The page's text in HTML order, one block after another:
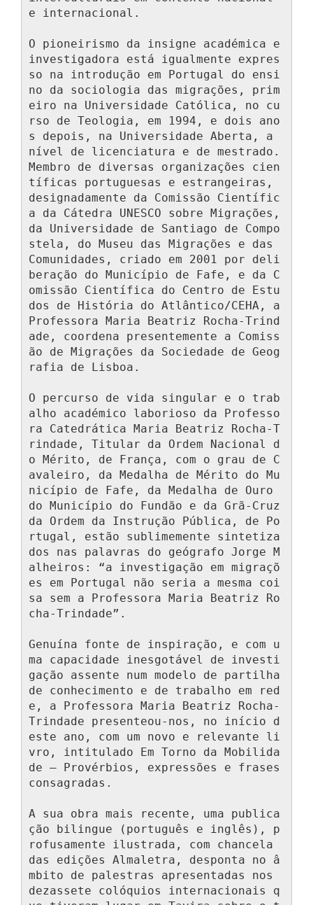
e internacional.
O pioneirismo da insigne académica e
investigadora está igualmente expres
so na introdução em Portugal do ensi
no da sociologia das migrações, prim
eiro na Universidade Católica, no cu
rso de Teologia, em 1994, e dois ano
s depois, na Universidade Aberta, a
nível de licenciatura e de mestrado.
Membro de diversas organizações cien
tíficas portuguesas e estrangeiras,
designadamente da Comissão Científic
a da Cátedra UNESCO sobre Migrações,
da Universidade de Santiago de Compo
stela, do Museu das Migrações e das
Comunidades, criado em 2001 por deli
beração do Município de Fafe, e da C
omissão Científica do Centro de Estu
dos de História do Atlântico/CEHA, a
Professora Maria Beatriz Rocha-Trind
ade, coordena presentemente a Comiss
ão de Migrações da Sociedade de Geog
rafia de Lisboa.
O percurso de vida singular e o trab
alho académico laborioso da Professo
ra Catedrática Maria Beatriz Rocha-T
rindade, Titular da Ordem Nacional d
o Mérito, de França, com o grau de C
avaleiro, da Medalha de Mérito do Mu
nicípio de Fafe, da Medalha de Ouro
do Município do Fundão e da Grã-Cruz
da Ordem da Instrução Pública, de Po
rtugal, estão sublimemente sintetiza
dos nas palavras do geógrafo Jorge M
alheiros: “a investigação em migraçõ
es em Portugal não seria a mesma coi
sa sem a Professora Maria Beatriz Ro
cha-Trindade”.
Genuína fonte de inspiração, e com u
ma capacidade inesgotável de investi
gação assente num modelo de partilha
de conhecimento e de trabalho em red
e, a Professora Maria Beatriz Rocha-
Trindade presenteou-nos, no início d
este ano, com um novo e relevante li
vro, intitulado Em Torno da Mobilida
de – Provérbios, expressões e frases
consagradas.
A sua obra mais recente, uma publica
ção bilingue (português e inglês), p
rofusamente ilustrada, com chancela
das edições Almaletra, desponta no â
mbito de palestras apresentadas nos
dezassete colóquios internacionais q